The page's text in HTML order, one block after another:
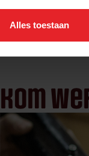
Alles toestaan
kom